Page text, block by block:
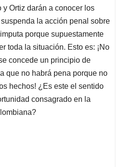
y Ortiz darán a conocer los
la acción penal sobre
porque supuestamente
toda la situación. Esto es: ¡No
concede un principio de
que no habrá pena porque no
hechos! ¿Es este el sentido
consagrado en la